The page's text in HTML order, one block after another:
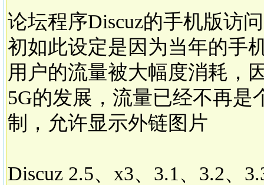
论坛程序Discuz的手机版访
初如此设定是因为当年的手
用户的流量被大幅度消耗，
5G的发展，流量已经不再
制，允许显示外链图片
Discuz 2.5、x3、3.1、3.2、